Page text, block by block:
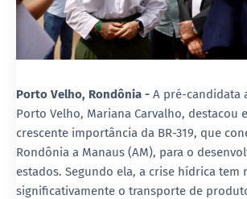
Porto Velho, Rondônia - A pré-candidata
Porto Velho, Mariana Carvalho, destacou
crescente importância da BR-319, que
Rondônia a Manaus (AM), para o
estados. Segundo ela, a crise hídrica tem
significativamente o transporte de